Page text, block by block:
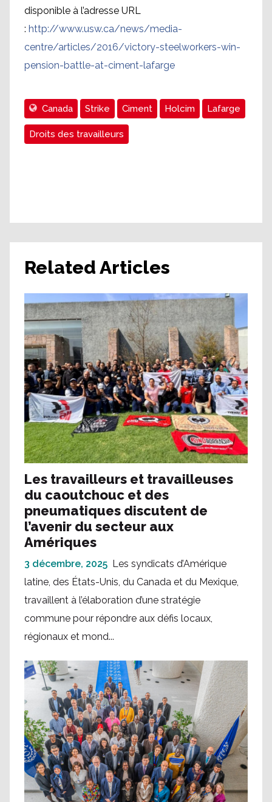
disponible à l’adresse URL
: http://www.usw.ca/news/media-
centre/articles/2016/victory-steelworkers-win-
pension-battle-at-ciment-lafarge
Canada Strike Ciment Holcim Lafarge
Droits des travailleurs
Related Articles
Les travailleurs et travailleuses
du caoutchouc et des
pneumatiques discutent de
l’avenir du secteur aux
Amériques
3 décembre, 2025 Les syndicats d’Amérique
latine, des États-Unis, du Canada et du Mexique,
travaillent à l’élaboration d’une stratégie
commune pour répondre aux défis locaux,
régionaux et mond...